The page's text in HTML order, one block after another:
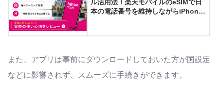
ル活用法！楽天モバイルのeSIMで日
本の電話番号を維持しながらiPhone
また、アプリは事前にダウンロードしておいた方が国設定
などに影響されず、スムーズに手続きができます。